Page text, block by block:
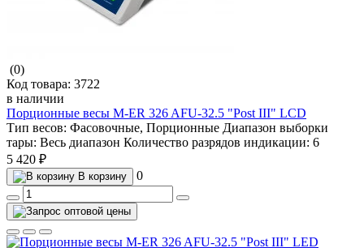
(0)
Код товара: 3722
в наличии
Порционные весы M-ER 326 AFU-32.5 "Post III" LCD
Тип весов: Фасовочные, Порционные Диапазон выборки
тары: Весь диапазон Количество разрядов индикации: 6
5 420 ₽
В корзину 0